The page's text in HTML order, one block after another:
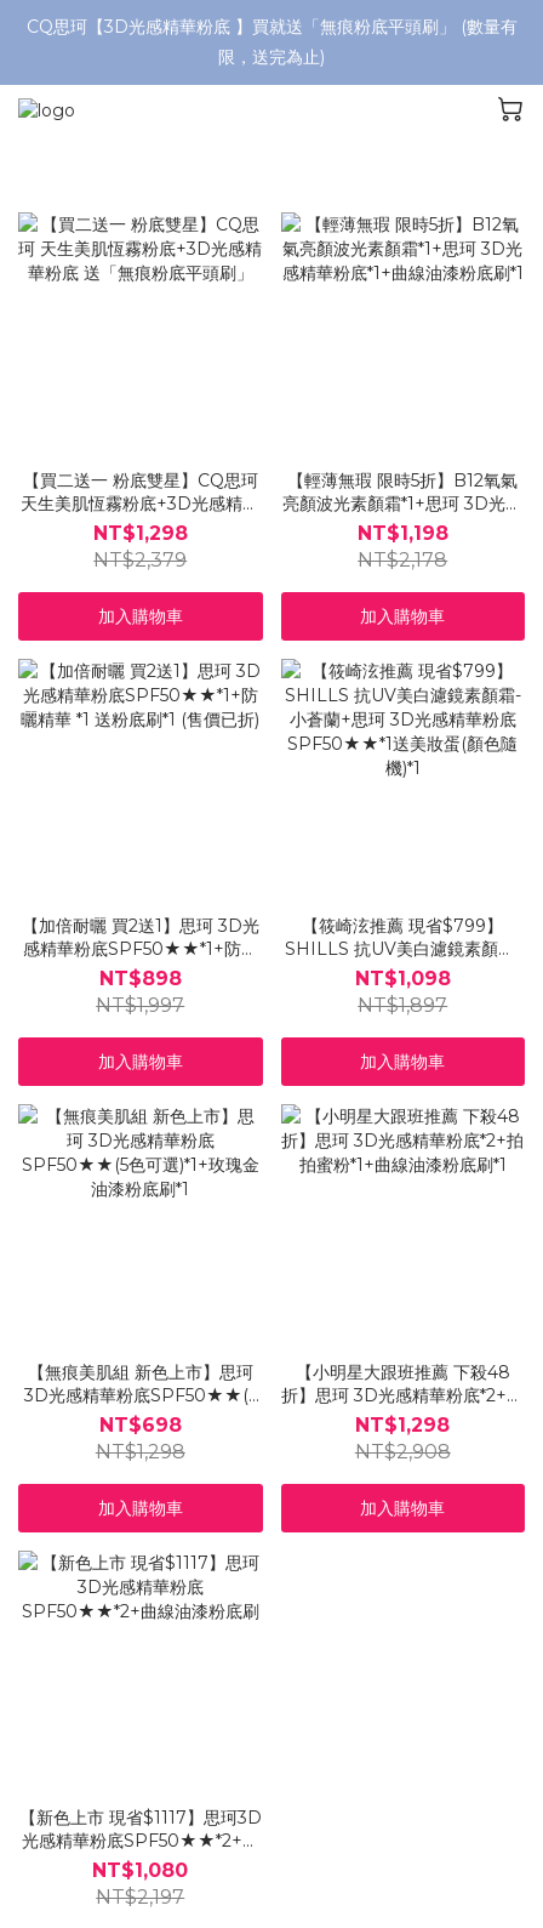
CQ思珂【3D光感精華粉底 】買就送「無痕粉底平頭刷」 (數量有
限，送完為止)
【買二送一 粉底雙星】CQ思珂
天生美肌恆霧粉底+3D光感精華
粉底 送「無痕粉底平頭刷」
NT$1,298
NT$2,379
加入購物車
【輕薄無瑕 限時5折】B12氧氣
亮顏波光素顏霜*1+思珂 3D光感
精華粉底*1+曲線油漆粉底刷*1
NT$1,198
NT$2,178
加入購物車
【加倍耐曬 買2送1】思珂 3D光
感精華粉底SPF50★★*1+防曬
精華 *1 送粉底刷*1 (售價已折)
NT$898
NT$1,997
加入購物車
【筱崎泫推薦 現省$799】
SHILLS 抗UV美白濾鏡素顏霜-
小蒼蘭+思珂 3D光感精華粉底
SPF50★★*1送美妝蛋(顏色隨
機)*1
NT$1,098
NT$1,897
加入購物車
【無痕美肌組 新色上市】思珂
3D光感精華粉底SPF50★★(5
色可選)*1+玫瑰金油漆粉底刷*1
NT$698
NT$1,298
加入購物車
【小明星大跟班推薦 下殺48
折】思珂 3D光感精華粉底*2+拍
拍蜜粉*1+曲線油漆粉底刷*1
NT$1,298
NT$2,908
加入購物車
【新色上市 現省$1117】思珂3D
光感精華粉底SPF50★★*2+曲
線油漆粉底刷
NT$1,080
NT$2,197